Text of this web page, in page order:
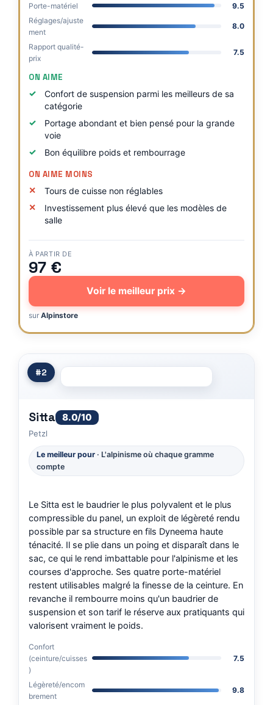
Porte-matériel
9.5
Réglages/ajuste
ment
8.0
Rapport qualité-
prix
7.5
ON AIME
Confort de suspension parmi les meilleurs de sa
catégorie
Portage abondant et bien pensé pour la grande
voie
Bon équilibre poids et rembourrage
ON AIME MOINS
Tours de cuisse non réglables
Investissement plus élevé que les modèles de
salle
À PARTIR DE
97 €
Voir le meilleur prix →
sur Alpinstore
#2
Sitta 8.0/10
Petzl
Le meilleur pour · L'alpinisme où chaque gramme
compte
Le Sitta est le baudrier le plus polyvalent et le plus
compressible du panel, un exploit de légèreté rendu
possible par sa structure en fils Dyneema haute
ténacité. Il se plie dans un poing et disparaît dans le
sac, ce qui le rend imbattable pour l'alpinisme et les
courses d'approche. Ses quatre porte-matériel
restent utilisables malgré la finesse de la ceinture. En
revanche il rembourre moins qu'un baudrier de
suspension et son tarif le réserve aux pratiquants qui
valorisent vraiment le poids.
Confort
(ceinture/cuisses
)
7.5
Légèreté/encom
brement
9.8